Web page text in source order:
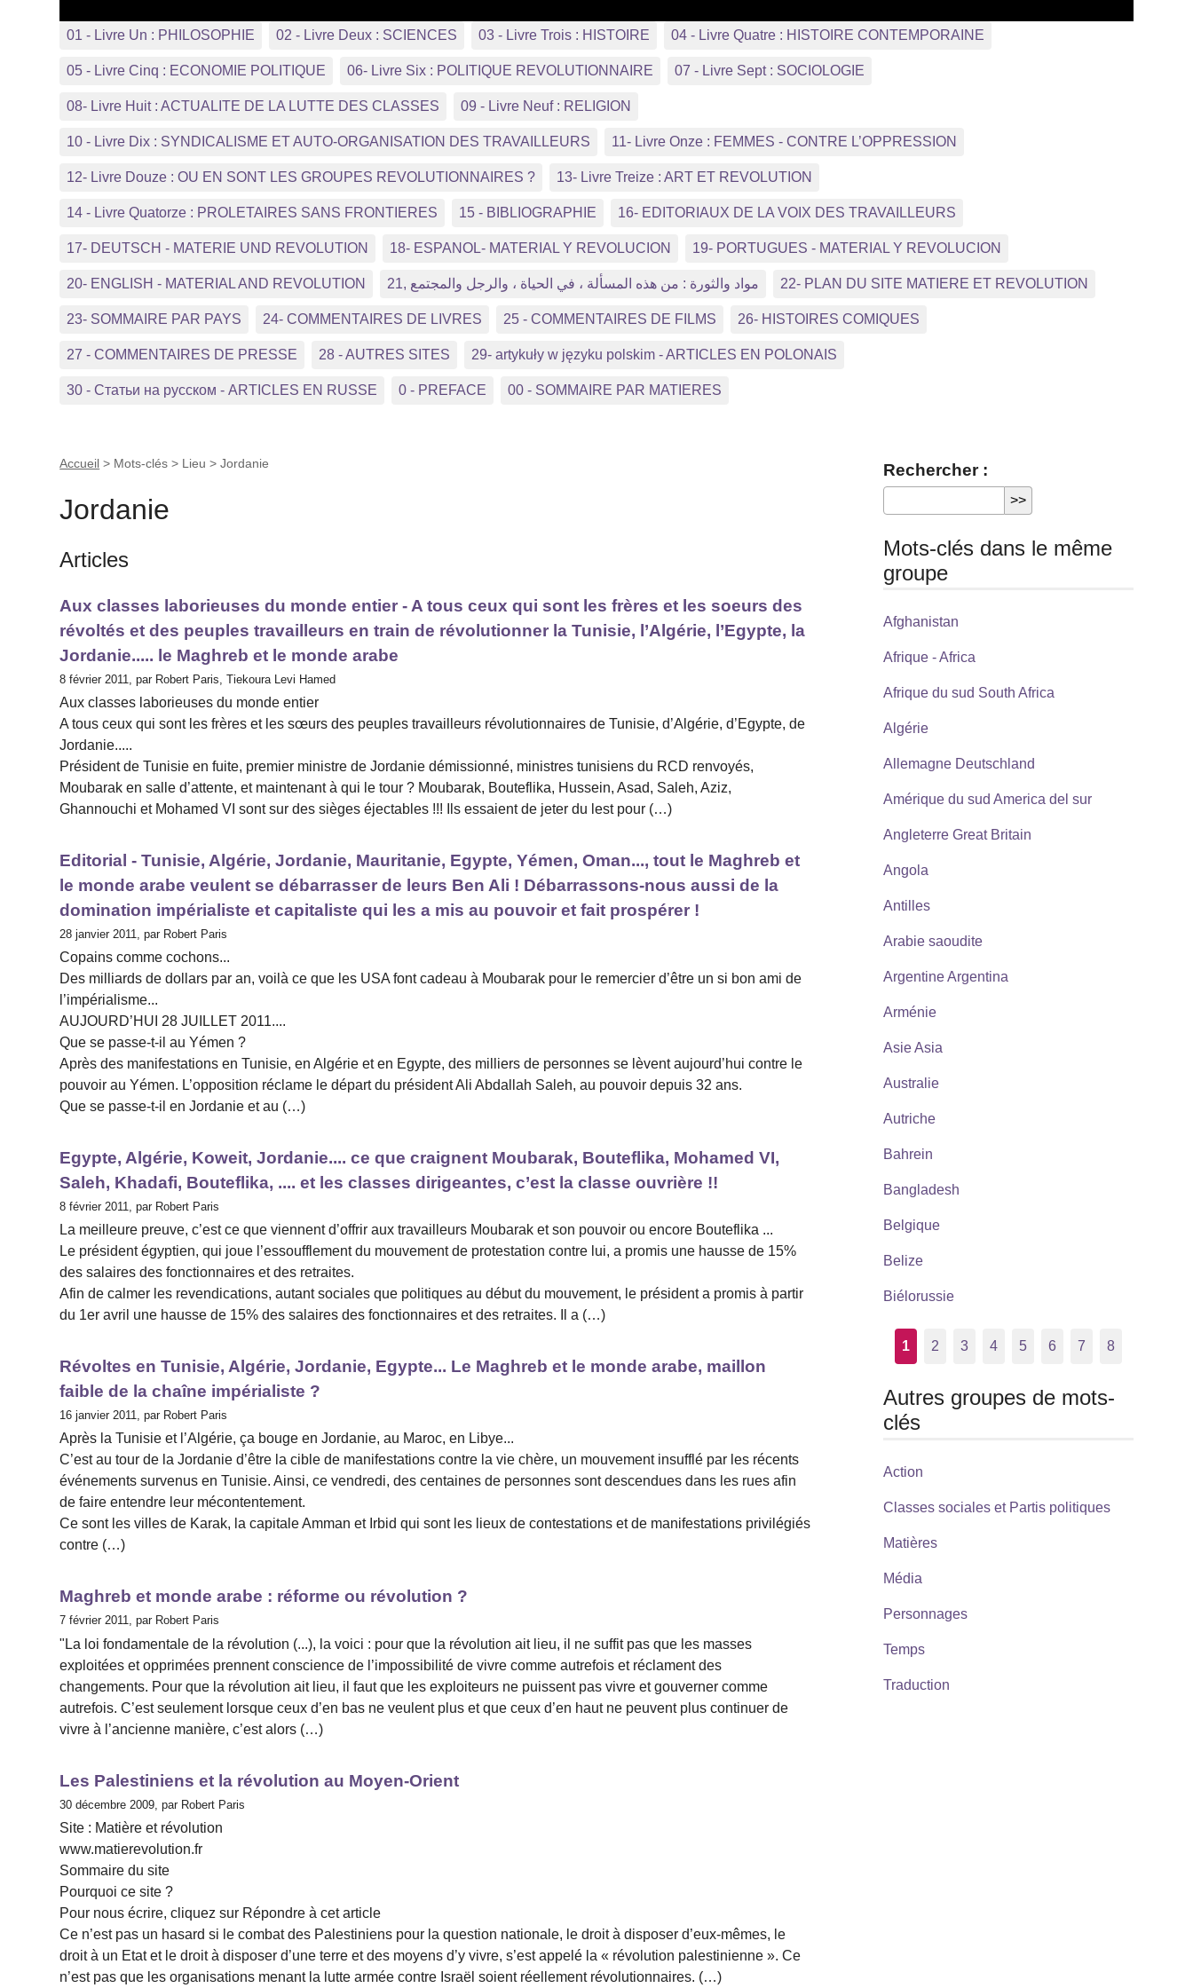
01 - Livre Un : PHILOSOPHIE 02 - Livre Deux : SCIENCES 03 - Livre Trois : HISTOIRE 04 - Livre Quatre : HISTOIRE CONTEMPORAINE
05 - Livre Cinq : ECONOMIE POLITIQUE 06- Livre Six : POLITIQUE REVOLUTIONNAIRE 07 - Livre Sept : SOCIOLOGIE
08- Livre Huit : ACTUALITE DE LA LUTTE DES CLASSES 09 - Livre Neuf : RELIGION
10 - Livre Dix : SYNDICALISME ET AUTO-ORGANISATION DES TRAVAILLEURS 11- Livre Onze : FEMMES - CONTRE L’OPPRESSION
12- Livre Douze : OU EN SONT LES GROUPES REVOLUTIONNAIRES ? 13- Livre Treize : ART ET REVOLUTION
14 - Livre Quatorze : PROLETAIRES SANS FRONTIERES 15 - BIBLIOGRAPHIE 16- EDITORIAUX DE LA VOIX DES TRAVAILLEURS
17- DEUTSCH - MATERIE UND REVOLUTION 18- ESPANOL- MATERIAL Y REVOLUCION 19- PORTUGUES - MATERIAL Y REVOLUCION
20- ENGLISH - MATERIAL AND REVOLUTION 21, مواد والثورة : من هذه المسألة ، في الحياة ، والرجل والمجتمع 22- PLAN DU SITE MATIERE ET REVOLUTION
23- SOMMAIRE PAR PAYS 24- COMMENTAIRES DE LIVRES 25 - COMMENTAIRES DE FILMS 26- HISTOIRES COMIQUES
27 - COMMENTAIRES DE PRESSE 28 - AUTRES SITES 29- artykuły w języku polskim - ARTICLES EN POLONAIS
30 - Статьи на русском - ARTICLES EN RUSSE 0 - PREFACE 00 - SOMMAIRE PAR MATIERES
Accueil > Mots-clés > Lieu >Jordanie
Jordanie
Articles
Aux classes laborieuses du monde entier - A tous ceux qui sont les frères et les soeurs des
révoltés et des peuples travailleurs en train de révolutionner la Tunisie, l’Algérie, l’Egypte, la
Jordanie..... le Maghreb et le monde arabe
8 février 2011, par Robert Paris, Tiekoura Levi Hamed
Aux classes laborieuses du monde entier
A tous ceux qui sont les frères et les sœurs des peuples travailleurs révolutionnaires de Tunisie, d’Algérie, d’Egypte, de
Jordanie.....
Président de Tunisie en fuite, premier ministre de Jordanie démissionné, ministres tunisiens du RCD renvoyés,
Moubarak en salle d’attente, et maintenant à qui le tour ? Moubarak, Bouteflika, Hussein, Asad, Saleh, Aziz,
Ghannouchi et Mohamed VI sont sur des sièges éjectables !!! Ils essaient de jeter du lest pour (…)
Editorial - Tunisie, Algérie, Jordanie, Mauritanie, Egypte, Yémen, Oman..., tout le Maghreb et
le monde arabe veulent se débarrasser de leurs Ben Ali ! Débarrassons-nous aussi de la
domination impérialiste et capitaliste qui les a mis au pouvoir et fait prospérer !
28 janvier 2011, par Robert Paris
Copains comme cochons...
Des milliards de dollars par an, voilà ce que les USA font cadeau à Moubarak pour le remercier d’être un si bon ami de
l’impérialisme...
AUJOURD’HUI 28 JUILLET 2011....
Que se passe-t-il au Yémen ?
Après des manifestations en Tunisie, en Algérie et en Egypte, des milliers de personnes se lèvent aujourd’hui contre le
pouvoir au Yémen. L’opposition réclame le départ du président Ali Abdallah Saleh, au pouvoir depuis 32 ans.
Que se passe-t-il en Jordanie et au (…)
Egypte, Algérie, Koweit, Jordanie.... ce que craignent Moubarak, Bouteflika, Mohamed VI,
Saleh, Khadafi, Bouteflika, .... et les classes dirigeantes, c’est la classe ouvrière !!
8 février 2011, par Robert Paris
La meilleure preuve, c’est ce que viennent d’offrir aux travailleurs Moubarak et son pouvoir ou encore Bouteflika ...
Le président égyptien, qui joue l’essoufflement du mouvement de protestation contre lui, a promis une hausse de 15%
des salaires des fonctionnaires et des retraites.
Afin de calmer les revendications, autant sociales que politiques au début du mouvement, le président a promis à partir
du 1er avril une hausse de 15% des salaires des fonctionnaires et des retraites. Il a (…)
Révoltes en Tunisie, Algérie, Jordanie, Egypte... Le Maghreb et le monde arabe, maillon
faible de la chaîne impérialiste ?
16 janvier 2011, par Robert Paris
Après la Tunisie et l’Algérie, ça bouge en Jordanie, au Maroc, en Libye...
C’est au tour de la Jordanie d’être la cible de manifestations contre la vie chère, un mouvement insufflé par les récents
événements survenus en Tunisie. Ainsi, ce vendredi, des centaines de personnes sont descendues dans les rues afin
de faire entendre leur mécontentement.
Ce sont les villes de Karak, la capitale Amman et Irbid qui sont les lieux de contestations et de manifestations privilégiés
contre (…)
Maghreb et monde arabe : réforme ou révolution ?
7 février 2011, par Robert Paris
"La loi fondamentale de la révolution (...), la voici : pour que la révolution ait lieu, il ne suffit pas que les masses
exploitées et opprimées prennent conscience de l’impossibilité de vivre comme autrefois et réclament des
changements. Pour que la révolution ait lieu, il faut que les exploiteurs ne puissent pas vivre et gouverner comme
autrefois. C’est seulement lorsque ceux d’en bas ne veulent plus et que ceux d’en haut ne peuvent plus continuer de
vivre à l’ancienne manière, c’est alors (…)
Les Palestiniens et la révolution au Moyen-Orient
30 décembre 2009, par Robert Paris
Site : Matière et révolution
www.matierevolution.fr
Sommaire du site
Pourquoi ce site ?
Pour nous écrire, cliquez sur Répondre à cet article
Ce n’est pas un hasard si le combat des Palestiniens pour la question nationale, le droit à disposer d’eux-mêmes, le
droit à un Etat et le droit à disposer d’une terre et des moyens d’y vivre, s’est appelé la « révolution palestinienne ». Ce
n’est pas que les organisations menant la lutte armée contre Israël soient réellement révolutionnaires. (…)
Rechercher :
Mots-clés dans le même
groupe
Afghanistan
Afrique - Africa
Afrique du sud South Africa
Algérie
Allemagne Deutschland
Amérique du sud America del sur
Angleterre Great Britain
Angola
Antilles
Arabie saoudite
Argentine Argentina
Arménie
Asie Asia
Australie
Autriche
Bahrein
Bangladesh
Belgique
Belize
Biélorussie
1 2 3 4 5 6 7 8
Autres groupes de mots-
clés
Action
Classes sociales et Partis politiques
Matières
Média
Personnages
Temps
Traduction